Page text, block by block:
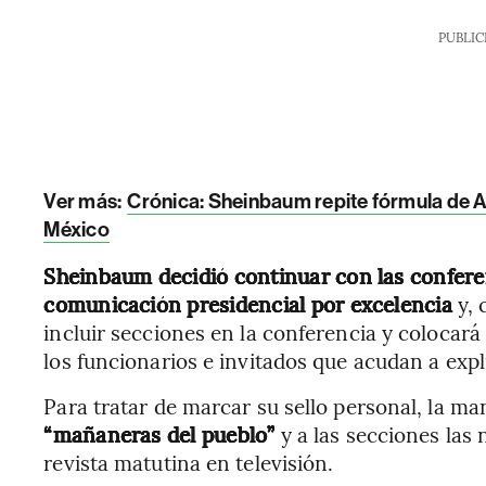
Ver más: Crónica: Sheinbaum repite fórmula de
México
Sheinbaum decidió continuar con las
comunicación presidencial por excelenciay,
incluir secciones en la conferencia y
los funcionarios e invitados que acudan a
Para tratar de marcar su sello personal, la
“mañaneras del pueblo” y a las secciones
revista matutina en televisión.